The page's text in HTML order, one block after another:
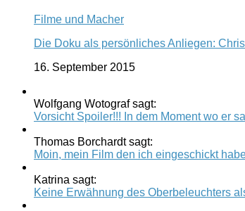
Filme und Macher
Die Doku als persönliches Anliegen:
16. September 2015
Wolfgang Wotograf sagt:
Vorsicht Spoiler!!! In dem Moment wo er
Thomas Borchardt sagt:
Moin, mein Film den ich eingeschickt
Katrina sagt:
Keine Erwähnung des Oberbeleuchters